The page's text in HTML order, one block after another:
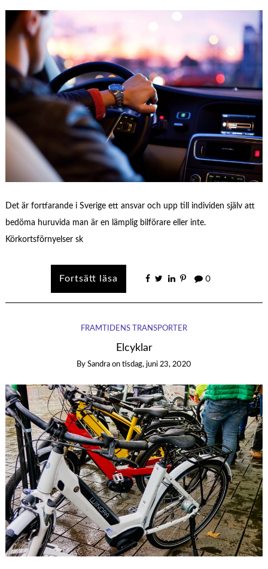
Det är fortfarande i Sverige ett ansvar och upp till individen själv att
bedöma huruvida man är en lämplig bilförare eller inte.
Körkortsförnyelser sk
0
FRAMTIDENS TRANSPORTER
Elcyklar
By Sandra on tisdag, juni 23, 2020